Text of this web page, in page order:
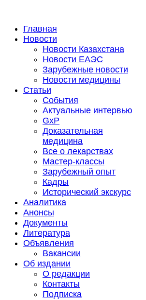
Главная
Новости
Новости Казахстана
Новости ЕАЭС
Зарубежные новости
Новости медицины
Статьи
События
Актуальные интервью
GxP
Доказательная
медицина
Все о лекарствах
Мастер-классы
Зарубежный опыт
Кадры
Исторический экскурс
Аналитика
Анонсы
Документы
Литература
Объявления
Вакансии
Об издании
О редакции
Контакты
Подписка